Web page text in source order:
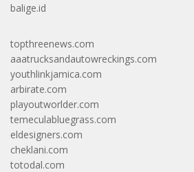
balige.id
topthreenews.com
aaatrucksandautowreckings.com
youthlinkjamica.com
arbirate.com
playoutworlder.com
temeculabluegrass.com
eldesigners.com
cheklani.com
totodal.com